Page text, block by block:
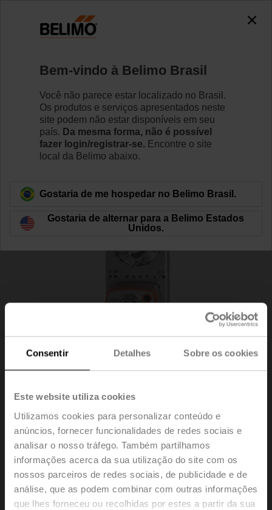
Consentir Detalhes Sobre os cookies
Este website utiliza cookies
Utilizamos cookies para personalizar conteúdo e
anúncios, fornecer funcionalidades de redes sociais e
analisar o nosso tráfego. Também partilhamos
informações acerca da sua utilização do site com os
nossos parceiros de redes sociais, de publicidade e de
análise, que as podem combinar com outras informações
que lhes forneceu ou recolhidas por estes a partir da sua
ZG-JSLA+LF120-S US
Saiba Mais
Voltar para categoria de produto
ZG-JSLA+LF120-S
Bem-vindo à Belimo Brasil
Você não parece estar localizado no Brasil.
Os produtos e serviços apresentados neste
site podem não estar disponíveis em seu
país. Da mesma forma, não é possível
fazer login/registrar-se. Encontre o site
local da Belimo abaixo.
Gostaria de me hospedar no Belimo Brasil.
Gostaria de alternar para a Belimo Estados
Unidos.